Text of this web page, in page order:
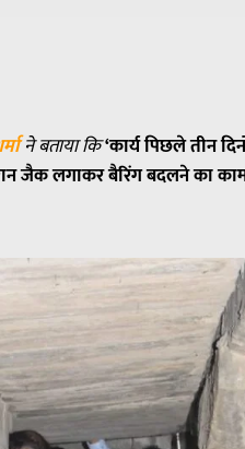
ने बताया कि‘कार्य पिछले तीन
जैक लगाकर बैरिंग बदलने का काम